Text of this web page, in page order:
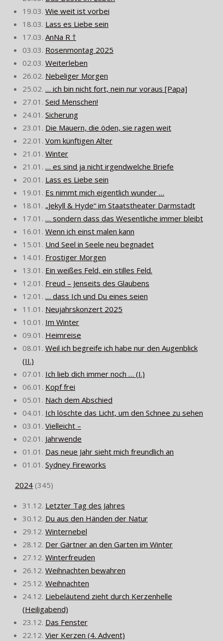
19.03. Wie weit ist vorbei
18.03. Lass es Liebe sein
17.03. AnNa R †
03.03. Rosenmontag 2025
02.03. Weiterleben
26.02. Nebeliger Morgen
25.02. … ich bin nicht fort, nein nur voraus [Papa]
27.01. Seid Menschen!
24.01. Sicherung
23.01. Die Mauern, die öden, sie ragen weit
22.01. Vom künftigen Alter
21.01. Winter
21.01. … es sind ja nicht irgendwelche Briefe
20.01. Lass es Liebe sein
19.01. Es nimmt mich eigentlich wunder …
18.01. „Jekyll & Hyde“ im Staatstheater Darmstadt
17.01. … sondern dass das Wesentliche immer bleibt
16.01. Wenn ich einst malen kann
15.01. Und Seel in Seele neu begnadet
14.01. Frostiger Morgen
13.01. Ein weißes Feld, ein stilles Feld.
12.01. Freud – Jenseits des Glaubens
12.01. … dass Ich und Du eines seien
11.01. Neujahrskonzert 2025
10.01. Im Winter
09.01. Heimreise
08.01. Weil ich begreife ich habe nur den Augenblick
(II.)
07.01. Ich lieb dich immer noch … (I.)
06.01. Kopf frei
05.01. Nach dem Abschied
04.01. Ich löschte das Licht, um den Schnee zu sehen
03.01. Vielleicht –
02.01. Jahrwende
01.01. Das neue Jahr sieht mich freundlich an
01.01. Sydney Fireworks
2024 (345)
31.12. Letzter Tag des Jahres
30.12. Du aus den Händen der Natur
29.12. Winternebel
28.12. Der Gärtner an den Garten im Winter
27.12. Winterfreuden
26.12. Weihnachten bewahren
25.12. Weihnachten
24.12. Liebeläutend zieht durch Kerzenhelle
(Heiligabend)
23.12. Das Fenster
22.12. Vier Kerzen (4. Advent)